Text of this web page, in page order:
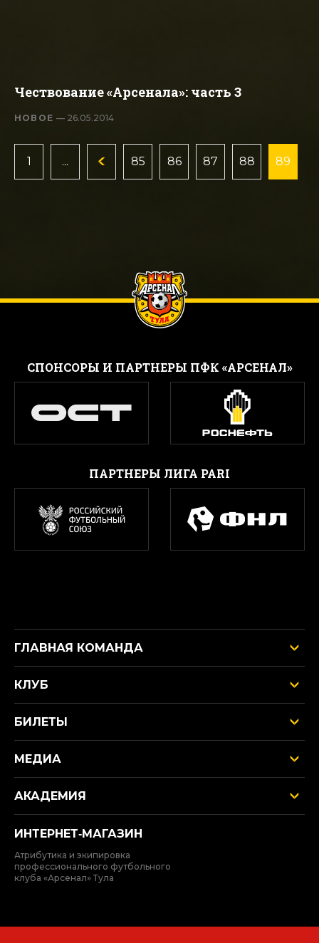
Чествование «Арсенала»: часть 3
НОВОЕ— 26.05.2014
1 ... 85 86 87 88 89
CПОНСОРЫ И ПАРТНЕРЫ ПФК «АРСЕНАЛ»
ПАРТНЕРЫ ЛИГА PARI
ГЛАВНАЯ КОМАНДА
КЛУБ
БИЛЕТЫ
МЕДИА
АКАДЕМИЯ
ИНТЕРНЕТ‑МАГАЗИН
Атрибутика и экипировка
профессионального футбольного
клуба «Арсенал» Тула